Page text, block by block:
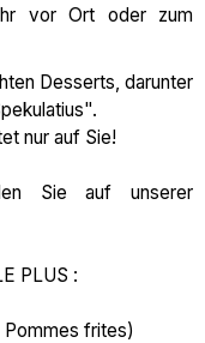
vor Ort oder zum
Desserts, darunter
nur auf Sie!
Sie auf unserer
PLUS :
Pommes frites)